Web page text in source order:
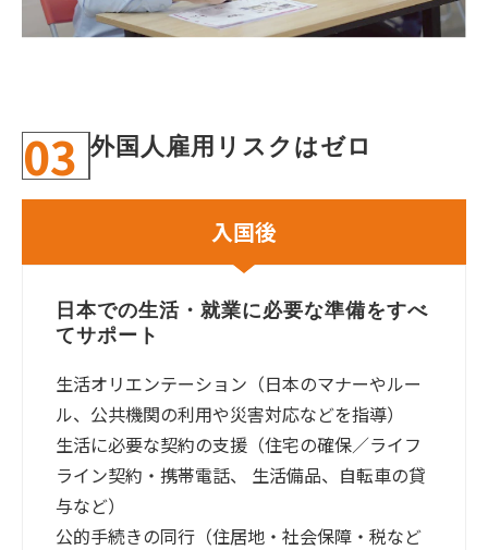
03 外国人雇用リスクはゼロ
入国後
日本での生活・就業に必要な準備をすべ
てサポート
生活オリエンテーション（日本のマナーやルー
ル、公共機関の利用や災害対応などを指導）
生活に必要な契約の支援（住宅の確保／ライフ
ライン契約・携帯電話、 生活備品、自転車の貸
与など）
公的手続きの同行（住居地・社会保障・税など